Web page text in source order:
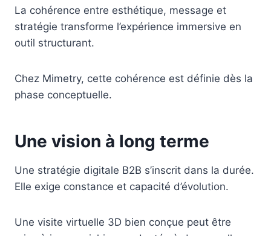
La cohérence entre esthétique, message et
stratégie transforme l’expérience immersive en
outil structurant.
Chez Mimetry, cette cohérence est définie dès la
phase conceptuelle.
Une vision à long terme
Une stratégie digitale B2B s’inscrit dans la durée.
Elle exige constance et capacité d’évolution.
Une visite virtuelle 3D bien conçue peut être